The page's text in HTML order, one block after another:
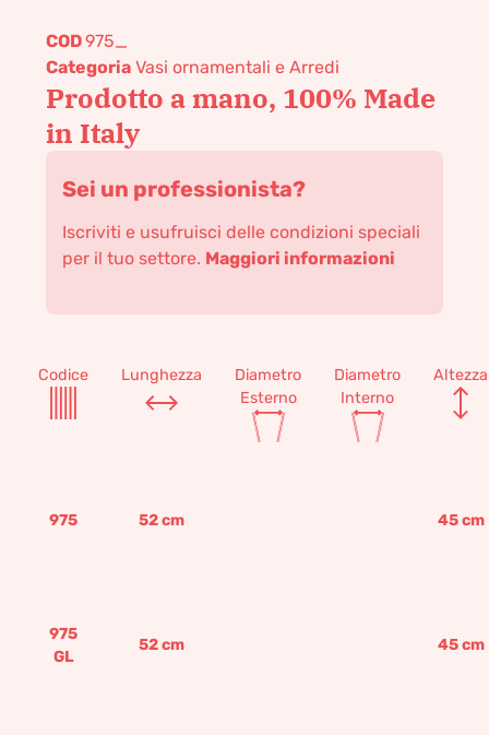
COD975_
Categoria Vasi ornamentali e Arredi
Prodotto a mano, 100% Made
in Italy
Sei un professionista?
Iscriviti e usufruisci delle condizioni speciali
per il tuo settore. Maggiori informazioni
Codice Lunghezza
Diametro
Esterno
Diametro
Interno
Altezza
975 52cm 45cm
975
GL
52cm 45cm